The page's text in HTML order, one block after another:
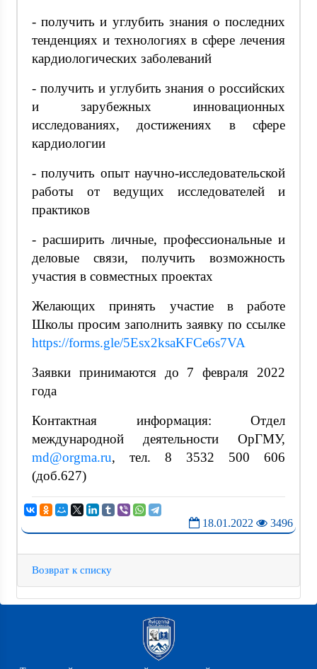
- получить и углубить знания о последних
тенденциях и технологиях в сфере лечения
кардиологических заболеваний
- получить и углубить знания о российских
и зарубежных инновационных
исследованиях, достижениях в сфере
кардиологии
- получить опыт научно-исследовательской
работы от ведущих исследователей и
практиков
- расширить личные, профессиональные и
деловые связи, получить возможность
участия в совместных проектах
Желающих принять участие в работе
Школы просим заполнить заявку по ссылке
https://forms.gle/5Esx2ksaKFCe6s7VA
Заявки принимаются до 7 февраля 2022
года
Контактная информация: Отдел
международной деятельности ОрГМУ,
md@orgma.ru, тел. 8 3532 500 606
(доб.627)
18.01.2022 3496
Возврат к списку